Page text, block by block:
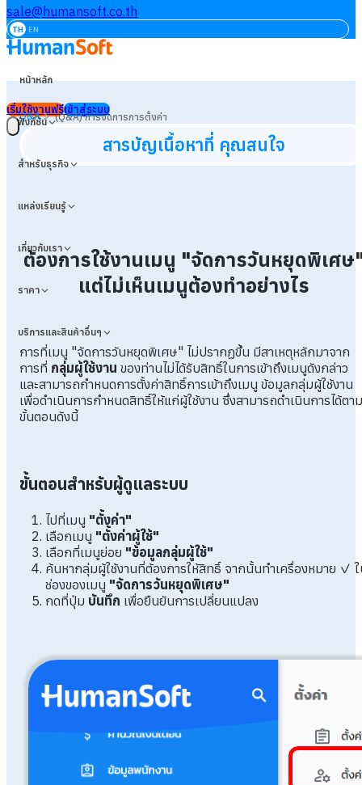
sale@humansoft.co.th
TH EN
หน้าหลัก
ฟังก์ชัน
สำหรับธุรกิจ
แหล่งเรียนรู้
เกี่ยวกับเรา
ราคา
บริการและสินค้าอื่นๆ
เริ่มใช้งานฟรีเข้าสู่ระบบ
Q&A>(Q&A) การจัดการการตั้งค่า
สารบัญเนื้อหาที่ คุณสนใจ
ต้องการใช้งานเมนู "จัดการวันหยุดพิเศษ
แต่ไม่เห็นเมนูต้องทำอย่างไร
การที่เมนู "จัดการวันหยุดพิเศษ" ไม่ปรากฏขึ้น มีสาเหตุหลักมาจาก
การที่ กลุ่มผู้ใช้งาน ของท่านไม่ได้รับสิทธิ์ในการเข้าถึงเมนูดังกล่าว
และสามารถกำหนดการตั้งค่าสิทธิ์การเข้าถึงเมนู ข้อมูลกลุ่มผู้ใช้งาน
เพื่อดำเนินการกำหนดสิทธิ์ให้แก่ผู้ใช้งาน ซึ่งสามารถดำเนินการได้ตาม
ขั้นตอนดังนี้
ขั้นตอนสำหรับผู้ดูแลระบบ
ไปที่เมนู "ตั้งค่า"
เลือกเมนู "ตั้งค่าผู้ใช้"
เลือกที่เมนูย่อย "ข้อมูลกลุ่มผู้ใช้"
ค้นหากลุ่มผู้ใช้งานที่ต้องการให้สิทธิ์ จากนั้นทำเครื่องหมาย ✓
ช่องของเมนู "จัดการวันหยุดพิเศษ"
กดที่ปุ่ม บันทึก เพื่อยืนยันการเปลี่ยนแปลง